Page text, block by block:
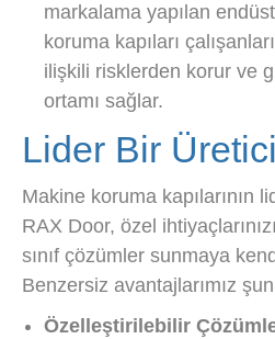
markalama yapılan
koruma kapıları
ilişkili risklerden korur ve
ortamı sağlar.
Lider Bir Üretici
Makine koruma kapılarının
RAX Door, özel
sınıf çözümler sunmaya
Benzersiz avantajlarımız
Özelleştirilebilir